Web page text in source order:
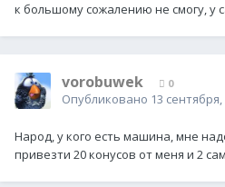
к большому сожалению не смогу, у
vorobuwek 0
Опубликовано 13 сентября,
Народ, у кого есть машина, мне
привезти 20 конусов от меня и 2